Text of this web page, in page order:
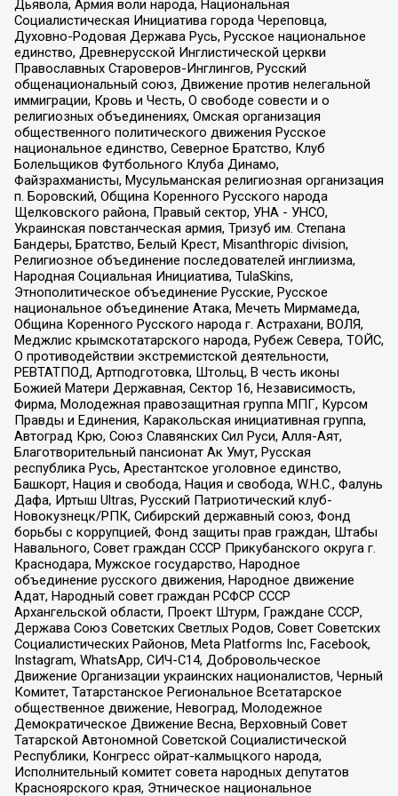
Дьявола, Армия воли народа, Национальная
Социалистическая Инициатива города Череповца,
Духовно-Родовая Держава Русь, Русское национальное
единство, Древнерусской Инглистической церкви
Православных Староверов-Инглингов, Русский
общенациональный союз, Движение против нелегальной
иммиграции, Кровь и Честь, О свободе совести и о
религиозных объединениях, Омская организация
общественного политического движения Русское
национальное единство, Северное Братство, Клуб
Болельщиков Футбольного Клуба Динамо,
Файзрахманисты, Мусульманская религиозная организация
п. Боровский, Община Коренного Русского народа
Щелковского района, Правый сектор, УНА - УНСО,
Украинская повстанческая армия, Тризуб им. Степана
Бандеры, Братство, Белый Крест, Misanthropic division,
Религиозное объединение последователей инглиизма,
Народная Социальная Инициатива, TulaSkins,
Этнополитическое объединение Русские, Русское
национальное объединение Атака, Мечеть Мирмамеда,
Община Коренного Русского народа г. Астрахани, ВОЛЯ,
Меджлис крымскотатарского народа, Рубеж Севера, ТОЙС,
О противодействии экстремистской деятельности,
РЕВТАТПОД, Артподготовка, Штольц, В честь иконы
Божией Матери Державная, Сектор 16, Независимость,
Фирма, Молодежная правозащитная группа МПГ, Курсом
Правды и Единения, Каракольская инициативная группа,
Автоград Крю, Союз Славянских Сил Руси, Алля-Аят,
Благотворительный пансионат Ак Умут, Русская
республика Русь, Арестантское уголовное единство,
Башкорт, Нация и свобода, Нация и свобода, W.H.С., Фалунь
Дафа, Иртыш Ultras, Русский Патриотический клуб-
Новокузнецк/РПК, Сибирский державный союз, Фонд
борьбы с коррупцией, Фонд защиты прав граждан, Штабы
Навального, Совет граждан СССР Прикубанского округа г.
Краснодара, Мужское государство, Народное
объединение русского движения, Народное движение
Адат, Народный совет граждан РСФСР СССР
Архангельской области, Проект Штурм, Граждане СССР,
Держава Союз Советских Светлых Родов, Совет Советских
Социалистических Районов, Meta Platforms Inc, Facebook,
Instagram, WhatsApp, СИЧ-С14, Добровольческое
Движение Организации украинских националистов, Черный
Комитет, Татарстанское Региональное Всетатарское
общественное движение, Невоград, Молодежное
Демократическое Движение Весна, Верховный Совет
Татарской Автономной Советской Социалистической
Республики, Конгресс ойрат-калмыцкого народа,
Исполнительный комитет совета народных депутатов
Красноярского края, Этническое национальное